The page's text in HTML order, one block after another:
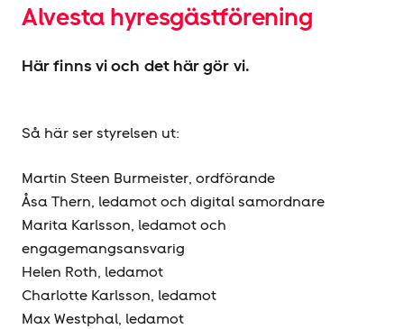
Alvesta hyresgäst­förening
Här finns vi och det här gör vi.
Så här ser styrelsen ut:
Martin Steen Burmeister, ordförande
Åsa Thern, ledamot och digital samordnare
Marita Karlsson, ledamot och
engagemangsansvarig
Helen Roth, ledamot
Charlotte Karlsson, ledamot
Max Westphal, ledamot